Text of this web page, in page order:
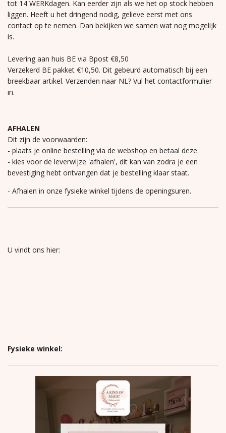
tot 14 WERKdagen. Kan eerder zijn als we het op stock hebben
liggen. Heeft u het dringend nodig, gelieve eerst met ons
contact op te nemen. Dan bekijken we samen wat nog mogelijk
is.
Levering aan huis BE via Bpost €8,50
Verzekerd BE pakket €10,50. Dit gebeurd automatisch bij een
breekbaar artikel. Verzenden naar NL? Vul het contactformulier
in.
AFHALEN
Dit zijn de voorwaarden:
- plaats je online bestelling via de webshop en betaal deze.
- kies voor de leverwijze 'afhalen', dit kan van zodra je een
bevestiging hebt ontvangen dat je bestelling klaar staat.
- Afhalen in onze fysieke winkel tijdens de openingsuren.
U vindt ons hier:
Fysieke winkel: